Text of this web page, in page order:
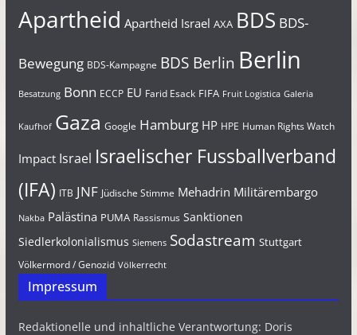
Apartheid Apartheid Israel AXA BDS BDS-
Bewegung BDS-Kampagne BDS Berlin Berlin
Besatzung Bonn ECCP EU Farid Esack FIFA Fruit Logistica Galeria
Kaufhof Gaza Google Hamburg HP HPE Human Rights Watch
Impact Israel Israelischer Fussballverband
(IFA) ITB JNF Jüdische Stimme Mehadrin Militärembargo
Nakba Palästina PUMA Rassismus Sanktionen
Siedlerkolonialismus Siemens Sodastream Stuttgart
Völkermord / Genozid Völkerrecht
Impressum
Redaktionelle und inhaltliche Verantwortung: Doris